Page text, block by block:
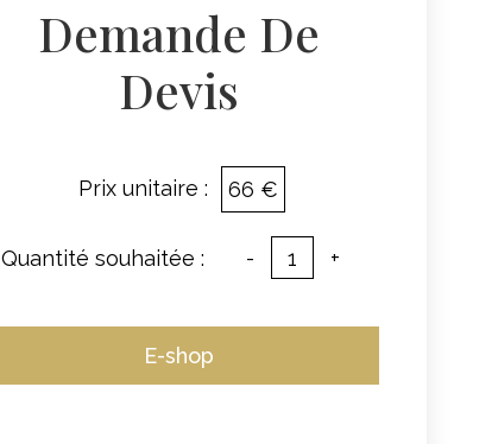
Demande De
Devis
Prix unitaire : 66 €
Quantité souhaitée : - +
E-shop